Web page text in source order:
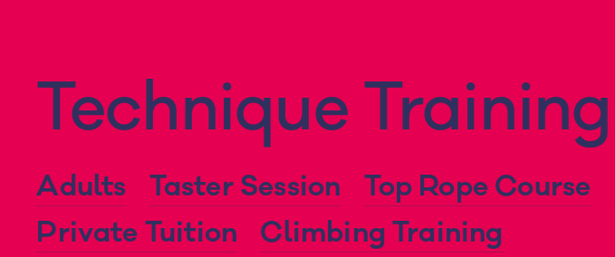
Technique Training
Adults Taster Session Top Rope Course
Private Tuition
Climbing Training